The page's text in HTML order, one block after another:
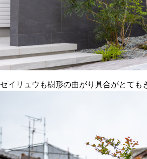
セイリュウも樹形の曲がり具合がとても